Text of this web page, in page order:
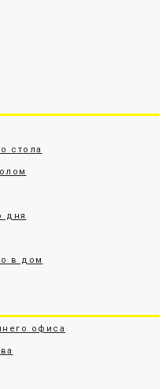
стола
дня
в дом
офиса